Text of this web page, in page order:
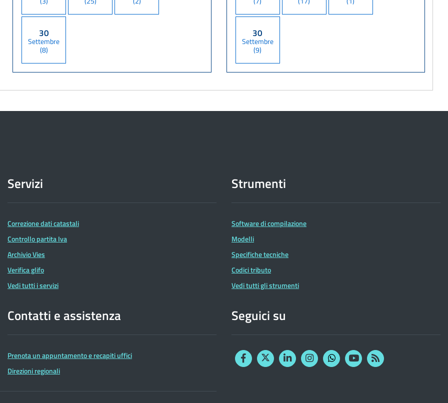
30
Settembre
(8)
30
Settembre
(9)
Servizi
Correzione dati catastali
Controllo partita Iva
Archivio Vies
Verifica glifo
Vedi tutti i servizi
Strumenti
Software di compilazione
Modelli
Specifiche tecniche
Codici tributo
Vedi tutti gli strumenti
Contatti e assistenza
Prenota un appuntamento e recapiti uffici
Direzioni regionali
Seguici su
FacebookTwitterLinkedinInstagram
YouTubeRSS